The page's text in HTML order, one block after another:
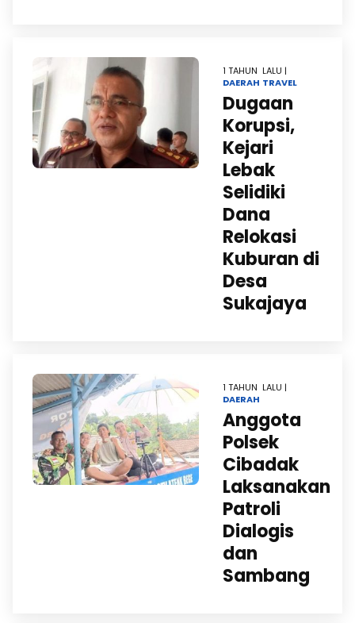
1 TAHUN LALU |
DAERAH TRAVEL
Dugaan
Korupsi,
Kejari
Lebak
Selidiki
Dana
Relokasi
Kuburan di
Desa
Sukajaya
1 TAHUN LALU |
DAERAH
Anggota
Polsek
Cibadak
Laksanakan
Patroli
Dialogis
dan
Sambang